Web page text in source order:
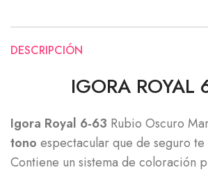
DESCRIPCIÓN
IGORA ROYAL
Igora Royal 6-63 Rubio Oscuro
tono espectacular que de seguro
Contiene un sistema de coloración